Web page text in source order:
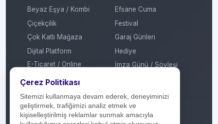
Beyaz Eşya / Kombi
Çiçekçilik
Çok Katlı Mağaza
Dijital Platform
E-Ticaret / Online
Elektrikli Araç Şarj
İstasyonu
Efsane Cuma
Festival
Garaj Günleri
Hediye
İmza Günü / Söyleşi
Kadınlar Günü
Kermes
Kitap Fuarı
Çerez Politikası
Sitemizi kullanmaya devam ederek, deneyiminizi
geliştirmek, trafiğimizi analiz etmek ve
kişiselleştirilmiş reklamlar sunmak amacıyla